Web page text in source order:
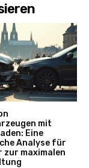
mit
Eine
Analyse für
zur maximalen